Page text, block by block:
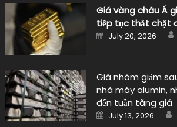
Giá vàng châu Á
tiếp tục thắt chặt
Posted
on
July 20, 2026
Giá nhôm giảm
nhà máy alumin,
đến tuần tăng giá
Posted
on
July 13, 2026